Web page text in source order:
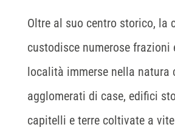
Oltre al suo centro storico, la
custodisce numerose frazioni
località immerse nella natura
agglomerati di case, edifici
capitelli e terre coltivate a